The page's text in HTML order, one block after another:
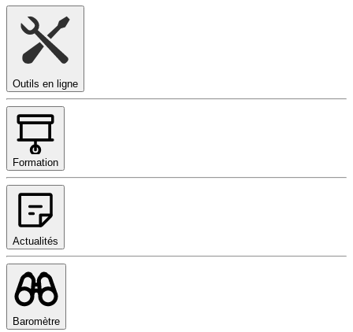
Outils en ligne
Formation
Actualités
Baromètre